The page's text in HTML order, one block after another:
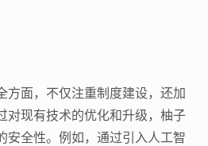
方面，不仅注重制度建设，还加
对现有技术的优化和升级，柚子
安全性。例如，通过引入人工智